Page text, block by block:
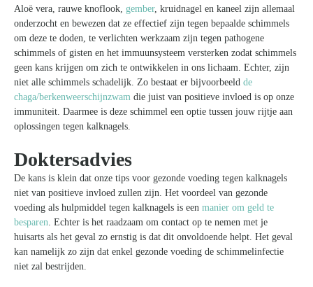
Aloë vera, rauwe knoflook, gember, kruidnagel en kaneel zijn allemaal
onderzocht en bewezen dat ze effectief zijn tegen bepaalde schimmels
om deze te doden, te verlichten werkzaam zijn tegen pathogene
schimmels of gisten en het immuunsysteem versterken zodat schimmels
geen kans krijgen om zich te ontwikkelen in ons lichaam. Echter, zijn
niet alle schimmels schadelijk. Zo bestaat er bijvoorbeeld de
chaga/berkenweerschijnzwam die juist van positieve invloed is op onze
immuniteit. Daarmee is deze schimmel een optie tussen jouw rijtje aan
oplossingen tegen kalknagels.
Doktersadvies
De kans is klein dat onze tips voor gezonde voeding tegen kalknagels
niet van positieve invloed zullen zijn. Het voordeel van gezonde
voeding als hulpmiddel tegen kalknagels is een manier om geld te
besparen . Echter is het raadzaam om contact op te nemen met je
huisarts als het geval zo ernstig is dat dit onvoldoende helpt. Het geval
kan namelijk zo zijn dat enkel gezonde voeding de schimmelinfectie
niet zal bestrijden.